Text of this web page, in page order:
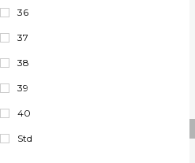
36
37
38
39
40
Std